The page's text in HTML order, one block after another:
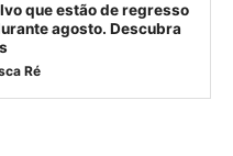
que estão de regresso
agosto. Descubra
Ré